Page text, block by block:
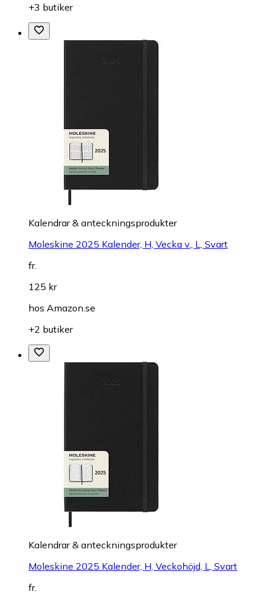
+3 butiker
Kalendrar & anteckningsprodukter
Moleskine 2025 Kalender, H, Vecka v., L, Svart
fr.
125 kr
hos Amazon.se
+2 butiker
Kalendrar & anteckningsprodukter
Moleskine 2025 Kalender, H, Veckohöjd, L, Svart
fr.